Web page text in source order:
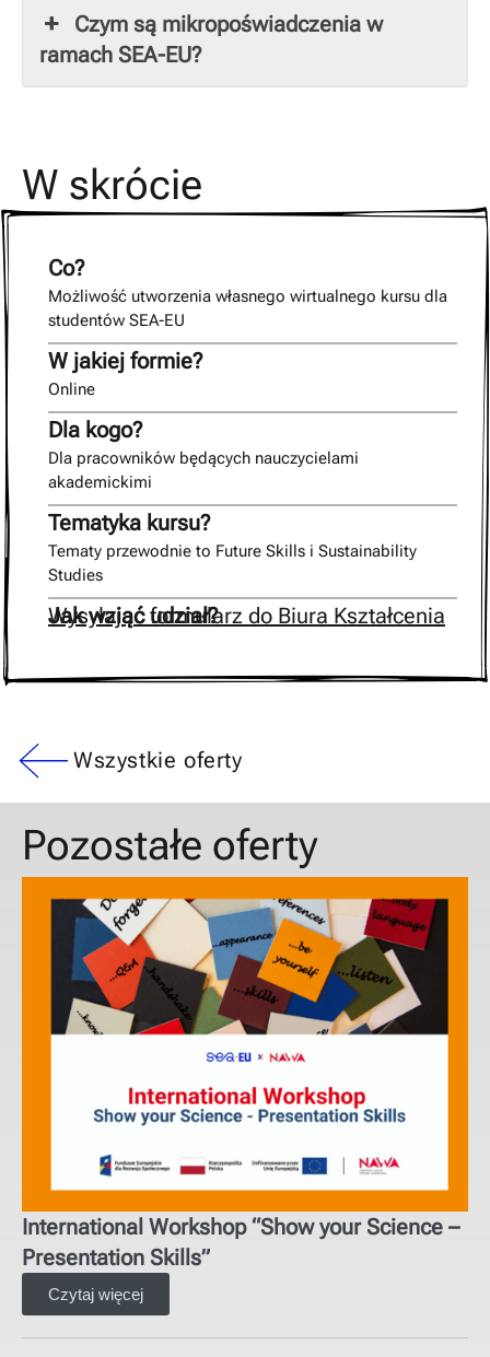
Czym są mikropoświadczenia w
ramach SEA-EU?
W skrócie
Co?
Możliwość utworzenia własnego wirtualnego kursu dla
studentów SEA-EU
W jakiej formie?
Online
Dla kogo?
Dla pracowników będących nauczycielami
akademickimi
Tematyka kursu?
Tematy przewodnie to Future Skills i Sustainability
Studies
Jak wziąć udział?
Wysyłając formularz do Biura Kształcenia
Wszystkie oferty
Pozostałe oferty
International Workshop “Show your Science –
Presentation Skills”
Czytaj więcej